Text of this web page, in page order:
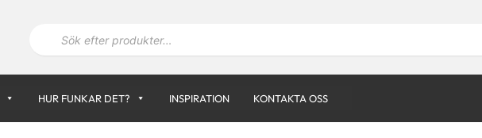
u
HUR FUNKAR DET? INSPIRATION KONTAKTA OSS